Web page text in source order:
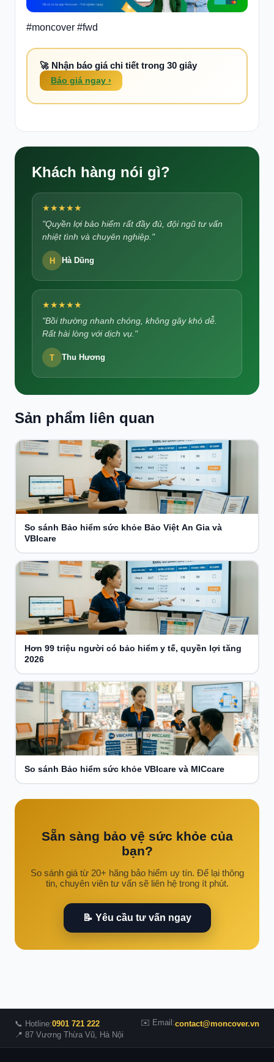
#moncover #fwd
🚀 Nhận báo giá chi tiết trong 30 giây
Báo giá ngay ›
Khách hàng nói gì?
★★★★★
"Quyền lợi bảo hiểm rất đầy đủ, đội ngũ tư vấn
nhiệt tình và chuyên nghiệp."
H Hà Dũng
★★★★★
"Bồi thường nhanh chóng, không gây khó dễ.
Rất hài lòng với dịch vụ."
T Thu Hương
Sản phẩm liên quan
So sánh Bảo hiểm sức khỏe Bảo Việt An Gia và
VBIcare
Hơn 99 triệu người có bảo hiểm y tế, quyền lợi tăng
2026
So sánh Bảo hiểm sức khỏe VBIcare và MICcare
Sẵn sàng bảo vệ sức khỏe của
bạn?
So sánh giá từ 20+ hãng bảo hiểm uy tín. Để lại thông
tin, chuyên viên tư vấn sẽ liên hệ trong ít phút.
📝 Yêu cầu tư vấn ngay
📞 Hotline:0901 721 222 ✉️ Email:contact@moncover.vn
📍 87 Vương Thừa Vũ, Hà Nội